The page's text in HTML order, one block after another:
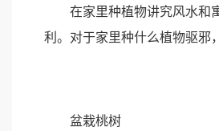
在家里种植物讲究风水和寓
利。对于家里种什么植物驱邪
盆栽桃树